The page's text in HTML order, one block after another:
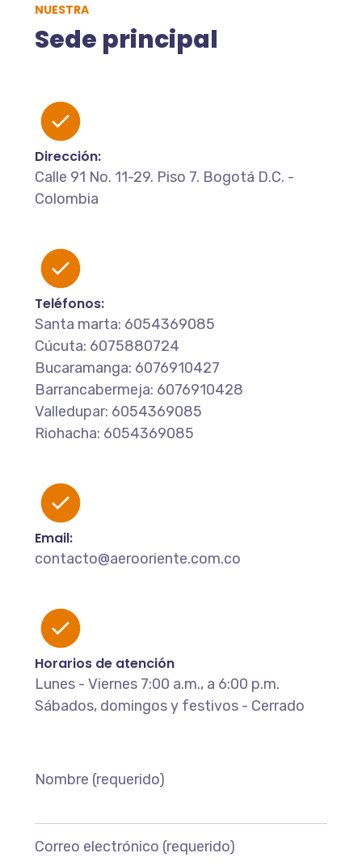
NUESTRA
Sede principal
Dirección:
Calle 91 No. 11-29. Piso 7. Bogotá D.C. -
Colombia
Teléfonos:
Santa marta: 6054369085
Cúcuta: 6075880724
Bucaramanga: 6076910427
Barrancabermeja: 6076910428
Valledupar: 6054369085
Riohacha: 6054369085
Email:
contacto@aerooriente.com.co
Horarios de atención
Lunes - Viernes 7:00 a.m., a 6:00 p.m.
Sábados, domingos y festivos - Cerrado
Nombre (requerido)
Correo electrónico (requerido)